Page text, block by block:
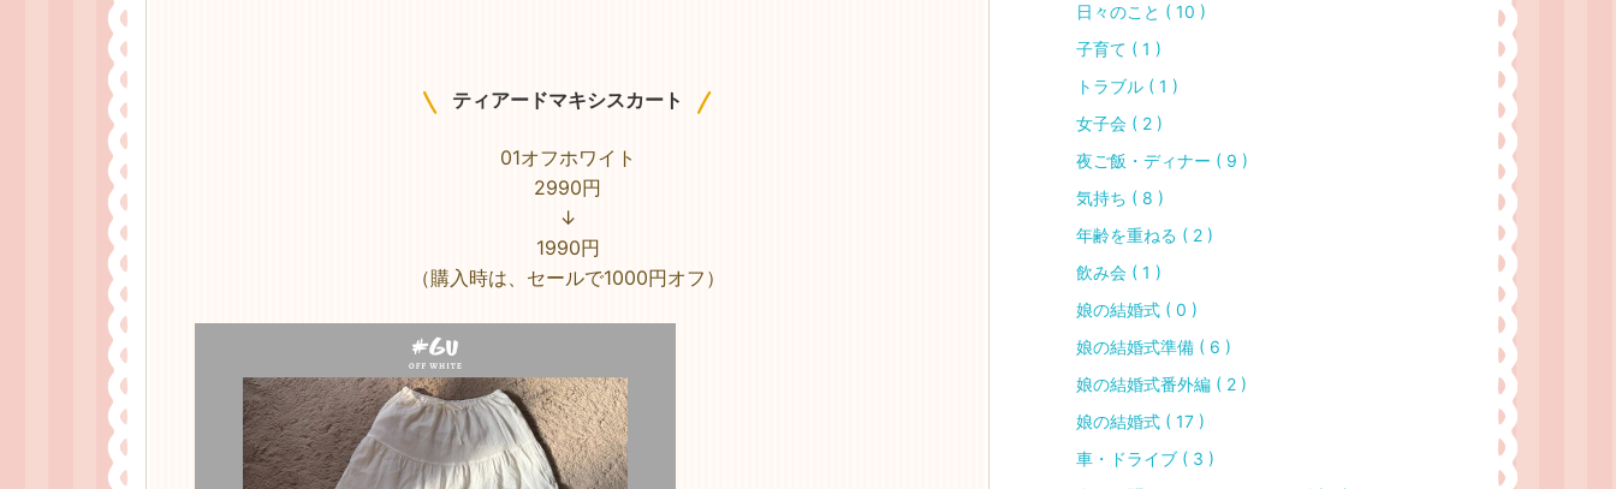
ティアードマキシスカート
01オフホワイト
2990円
↓
1990円
（購入時は、セールで1000円オフ）
日々のこと ( 10 )
子育て ( 1 )
トラブル ( 1 )
女子会 ( 2 )
夜ご飯・ディナー ( 9 )
気持ち ( 8 )
年齢を重ねる ( 2 )
飲み会 ( 1 )
娘の結婚式 ( 0 )
娘の結婚式準備 ( 6 )
娘の結婚式番外編 ( 2 )
娘の結婚式 ( 17 )
車・ドライブ ( 3 )